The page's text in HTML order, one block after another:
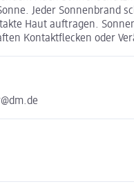
Jeder
Haut auftragen.
Kontaktflecken oder